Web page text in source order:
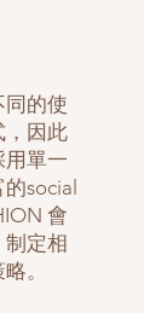
的使
，因此
單一
social
會
定相
。